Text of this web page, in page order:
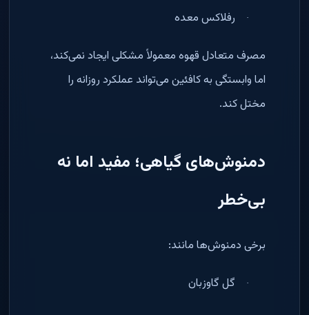
· رفلاکس معده
مصرف متعادل قهوه معمولاً مشکلی ایجاد نمی‌کند،
اما وابستگی به کافئین می‌تواند عملکرد روزانه را
مختل کند.
دمنوش‌های گیاهی؛ مفید اما نه
بی‌خطر
برخی دمنوش‌ها مانند:
· گل گاوزبان